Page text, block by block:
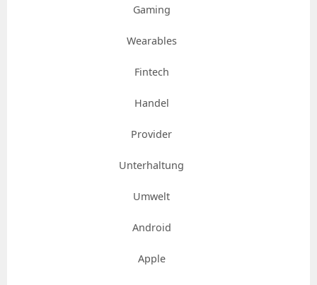
Gaming
Wearables
Fintech
Handel
Provider
Unterhaltung
Umwelt
Android
Apple